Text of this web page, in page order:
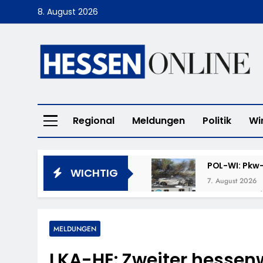
to
8. August 2026
Hessen Online
Regional Meldungen Politik
WICHTIG
POL-WI:
7. August 2026
POL-LM:
POL-DA:
POL-OF:
MELDUNGEN